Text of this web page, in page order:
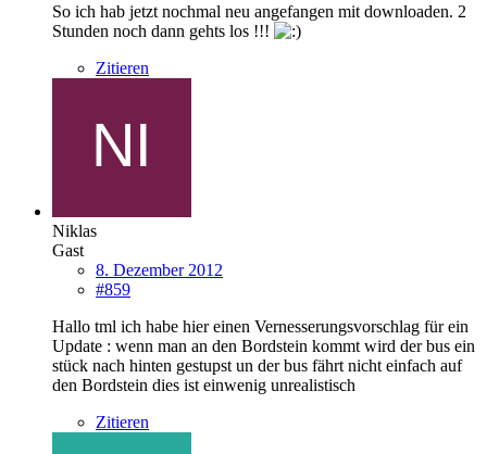
So ich hab jetzt nochmal neu angefangen mit downloaden. 2
Stunden noch dann gehts los !!!
Zitieren
Niklas
Gast
8. Dezember 2012
#859
Hallo tml ich habe hier einen Vernesserungsvorschlag für ein
Update : wenn man an den Bordstein kommt wird der bus ein
stück nach hinten gestupst un der bus fährt nicht einfach auf
den Bordstein dies ist einwenig unrealistisch
Zitieren